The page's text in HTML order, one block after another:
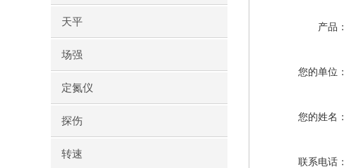
天平
场强
定氮仪
探伤
转速
产品：
您的单位：
您的姓名：
联系电话：